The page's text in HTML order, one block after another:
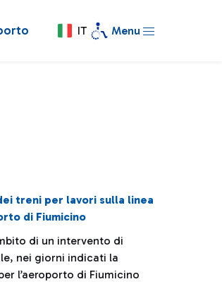
IT Menu
treni per lavori sulla linea
di Fiumicino
di un intervento di
nei giorni indicati la
l’aeroporto di Fiumicino